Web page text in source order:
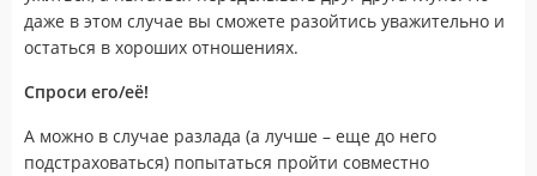
даже в этом случае вы сможете разойтись уважительно и
остаться в хороших отношениях.
Спроси его/её!
А можно в случае разлада (а лучше – еще до него
подстраховаться) попытаться пройти совместно